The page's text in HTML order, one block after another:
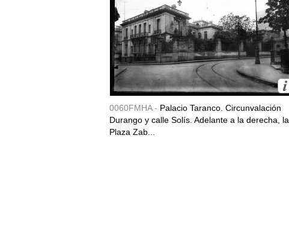
0060FMHA - Palacio Taranco. Circunvalación
Durango y calle Solís. Adelante a la derecha, la
Plaza Zab...